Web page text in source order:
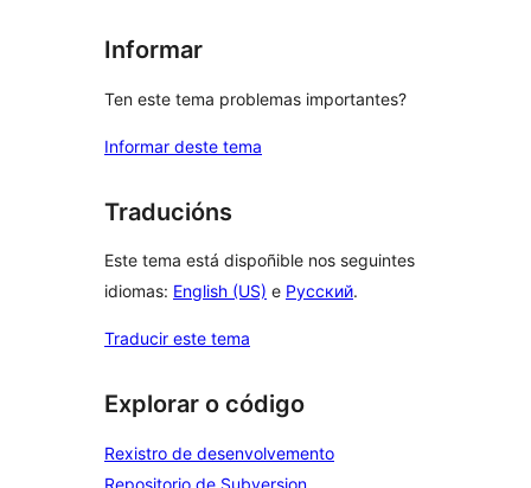
Informar
Ten este tema problemas importantes?
Informar deste tema
Traducións
Este tema está dispoñible nos seguintes
idiomas: English (US) e Русский.
Traducir este tema
Explorar o código
Rexistro de desenvolvemento
Repositorio de Subversion